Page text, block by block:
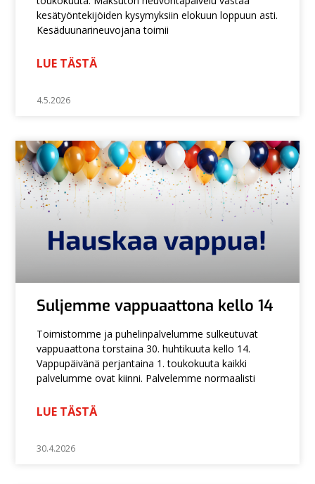
kesätyöntekijöiden kysymyksiin elokuun loppuun asti.
Kesäduunarineuvojana toimii
LUE TÄSTÄ
4.5.2026
Suljemme vappuaattona kello 14
Toimistomme ja puhelinpalvelumme sulkeutuvat
vappuaattona torstaina 30. huhtikuuta kello 14.
Vappupäivänä perjantaina 1. toukokuuta kaikki
palvelumme ovat kiinni. Palvelemme normaalisti
LUE TÄSTÄ
30.4.2026